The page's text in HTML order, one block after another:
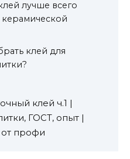
лучше всего
клей для
клей ч.1 |
ГОСТ, опыт |
профи